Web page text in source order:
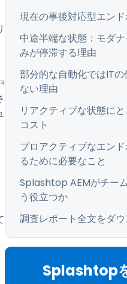
について詳しく
現在の事後対応型エン
中途半端な状態：モダ
みが停滞する理由
部分的な自動化ではIT
ない理由
リアクティブな状態に
コスト
プロアクティブなエン
るために必要なこと
Splashtop AEMがチー
う役立つか
調査レポート全文をダ
Splashtop